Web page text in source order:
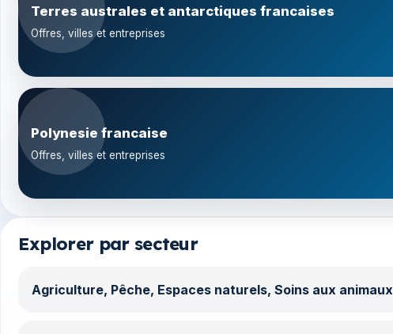
Terres australes et antarctiques francaises
Offres, villes et entreprises
Polynesie francaise
Offres, villes et entreprises
Explorer par secteur
Agriculture, Pêche, Espaces naturels, Soins aux animaux